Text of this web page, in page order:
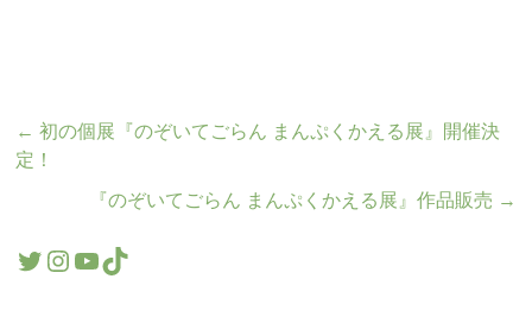
← 初の個展『のぞいてごらん まんぷくかえる展』開催決
定！
『のぞいてごらん まんぷくかえる展』作品販売 →
Twitter
Instagram
YouTube